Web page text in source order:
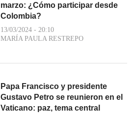
marzo: ¿Cómo participar desde
Colombia?
13/03/2024 - 20:10
MARÍA PAULA RESTREPO
Papa Francisco y presidente
Gustavo Petro se reunieron en el
Vaticano: paz, tema central